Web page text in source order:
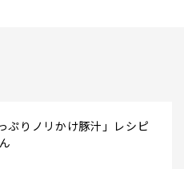
ぷりノリかけ豚汁」レシピ